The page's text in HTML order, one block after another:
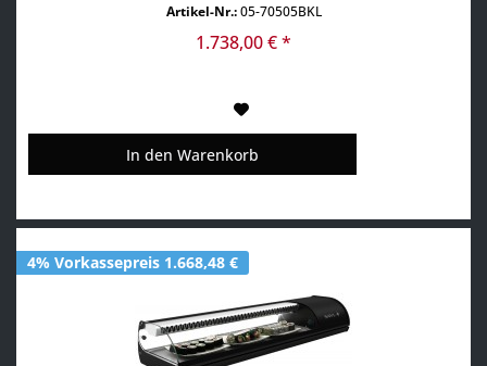
Sichtbarkeit der Produkte • Scheiben aus gehärtetem Glas
• aufklappbare Frontscheibe • inkl. GN-Behälter
Artikel-Nr.:05-70505BKL
1.738,00 € *
In den Warenkorb
4% Vorkassepreis 1.668,48 €